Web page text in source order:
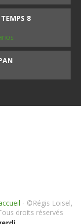
8
- ©Régis Loisel,
droits réservés